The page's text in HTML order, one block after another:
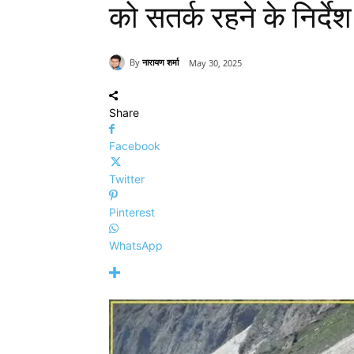
को सतर्क रहने के निर्देश
By नारायण शर्मा May 30, 2025
Share
Facebook
Twitter
Pinterest
WhatsApp